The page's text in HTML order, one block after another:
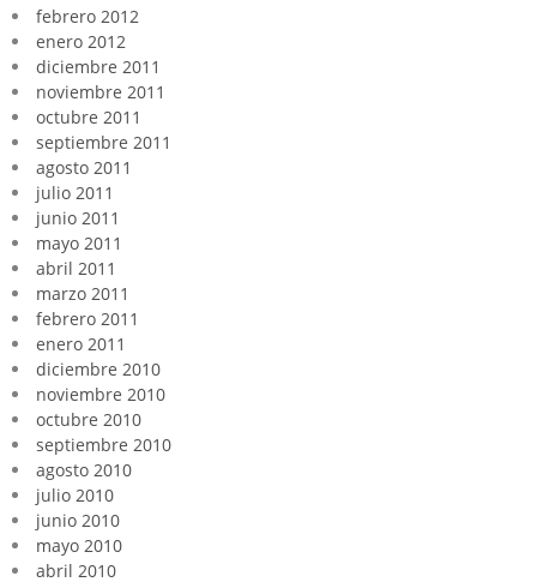
febrero 2012
enero 2012
diciembre 2011
noviembre 2011
octubre 2011
septiembre 2011
agosto 2011
julio 2011
junio 2011
mayo 2011
abril 2011
marzo 2011
febrero 2011
enero 2011
diciembre 2010
noviembre 2010
octubre 2010
septiembre 2010
agosto 2010
julio 2010
junio 2010
mayo 2010
abril 2010